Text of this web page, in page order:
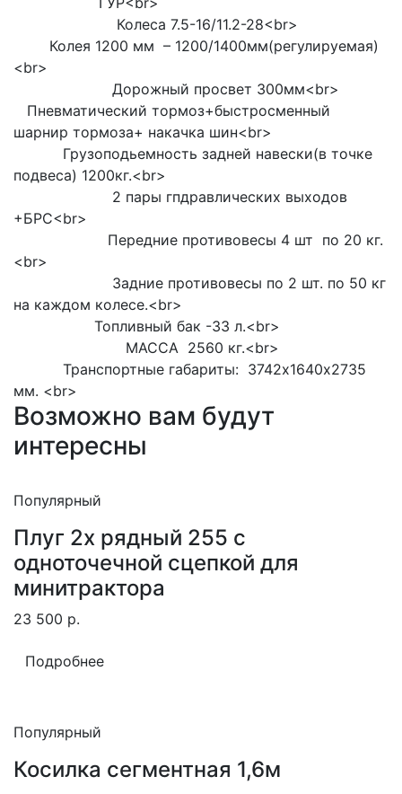
Колеса 7.5-16/11.2-28<br>
Колея 1200 мм – 1200/1400мм(регулируемая)
<br>
Дорожный просвет 300мм<br>
Пневматический тормоз+быстросменный
шарнир тормоза+ накачка шин<br>
Грузоподьемность задней навески(в точке
подвеса) 1200кг.<br>
2 пары гпдравлических выходов
+БРС<br>
Передние противовесы 4 шт по 20 кг.
<br>
Задние противовесы по 2 шт. по 50 кг
на каждом колесе.<br>
Топливный бак -33 л.<br>
МАССА 2560 кг.<br>
Транспортные габариты: 3742х1640х2735
мм. <br>
Возможно вам будут
интересны
Популярный
Плуг 2х рядный 255 с
одноточечной сцепкой для
минитрактора
23 500 р.
Подробнее
Популярный
Косилка сегментная 1,6м